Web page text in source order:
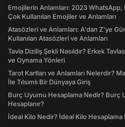
Emojilerin Anlamları: 2023
Çok Kullanılan Emojiler ve Anlamları
Atasözleri ve Anlamları: A'dan Z'ye
Kullanılan Atasözleri ve Anlamları
Tavla Diziliş Şekli Nasıldır? Erkek
ve Oynama Yönleri
Tarot Kartları ve Anlamları Nelerdir?
İle Tılsımlı Bir Dünyaya Giriş
Burç Uyumu Hesaplama Nedir? Burç
Hesaplanır?
İdeal Kilo Nedir? İdeal Kilo Hesaplama